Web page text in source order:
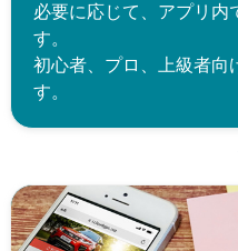
必要に応じて、アプリ内
す。
初心者、プロ、上級者向
す。